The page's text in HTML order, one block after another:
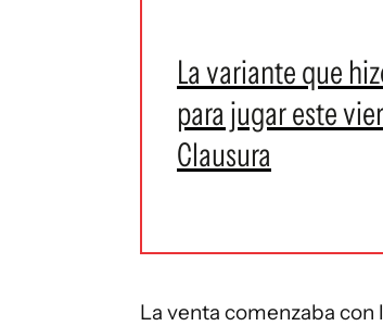
La variante que
para jugar este
Clausura
La venta comenzaba con